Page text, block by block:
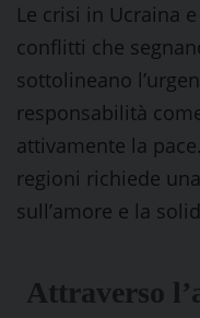
Le crisi in Ucraina
conflitti che
sottolineano
responsabilità
attivamente la
regioni richiede
sull’amore e la
Attraverso